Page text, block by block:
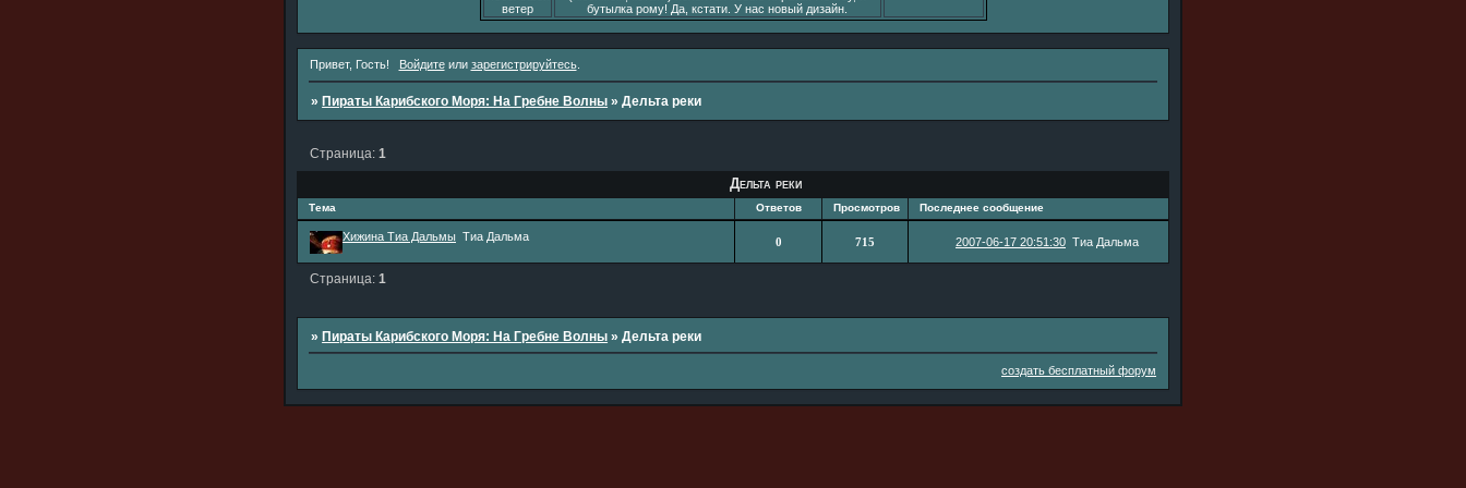
ветер
бутылка рому! Да, кстати. У нас новый дизайн.
Привет, Гость! Войдитеили зарегистрируйтесь.
» Пираты Карибского Моря: На Гребне Волны »Дельта реки
Дельта реки
Страница:1
Тема Ответов Просмотров Последнее сообщение
Хижина Тиа Дальмы Тиа Дальма 0 715 2007-06-17 20:51:30 Тиа Дальма
Страница:1
»Пираты Карибского Моря: На Гребне Волны »Дельта реки
создать бесплатный форум